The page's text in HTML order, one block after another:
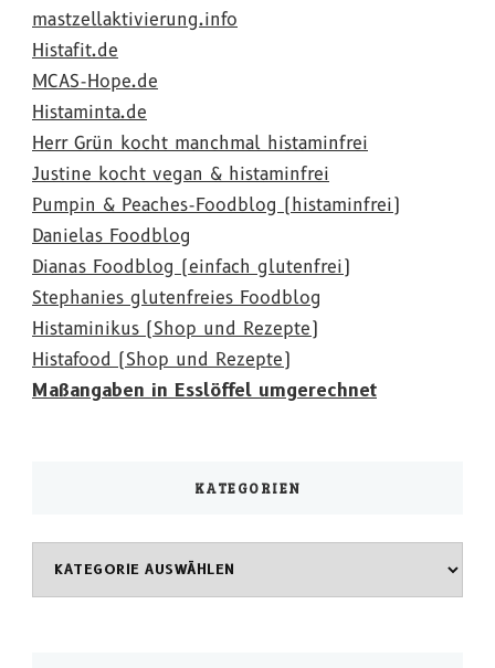
mastzellaktivierung.info
Histafit.de
MCAS-Hope.de
Histaminta.de
Herr Grün kocht manchmal histaminfrei
Justine kocht vegan & histaminfrei
Pumpin & Peaches-Foodblog (histaminfrei)
Danielas Foodblog
Dianas Foodblog (einfach glutenfrei)
Stephanies glutenfreies Foodblog
Histaminikus (Shop und Rezepte)
Histafood (Shop und Rezepte)
Maßangaben in Esslöffel umgerechnet
KATEGORIEN